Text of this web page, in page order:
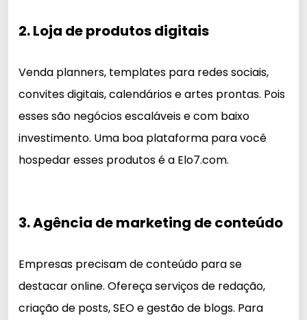
2. Loja de produtos digitais
Venda planners, templates para redes sociais,
convites digitais, calendários e artes prontas. Pois
esses são negócios escaláveis e com baixo
investimento. Uma boa plataforma para você
hospedar esses produtos é a Elo7.com.
3. Agência de marketing de conteúdo
Empresas precisam de conteúdo para se
destacar online. Ofereça serviços de redação,
criação de posts, SEO e gestão de blogs. Para